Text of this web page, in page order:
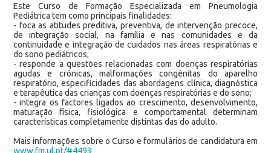
Este Curso de Formação Especializada em Pneumologia
Pediátrica tem como principais finalidades:
- foca as atitudes preditiva, preventiva, de intervenção precoce,
de integração social, na família e nas comunidades e da
continuidade e integração de cuidados nas áreas respiratórias e
do sono pediátricos;
- responde a questões relacionadas com doenças respiratórias
agudas e crónicas, malformações congénitas do aparelho
respiratório, especificidades das abordagens clínica, diagnóstica
e terapêutica das crianças com doenças respiratórias e do sono;
- integra os factores ligados ao crescimento, desenvolvimento,
maturação física, fisiológica e comportamental determinam
características completamente distintas das do adulto.
Mais informações sobre o Curso e formulários de candidatura em
www.fm.ul.pt/#4493